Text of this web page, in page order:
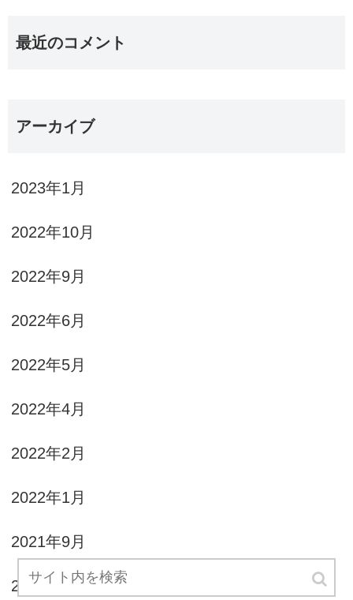
最近のコメント
アーカイブ
2023年1月
2022年10月
2022年9月
2022年6月
2022年5月
2022年4月
2022年2月
2022年1月
2021年9月
2021年6月